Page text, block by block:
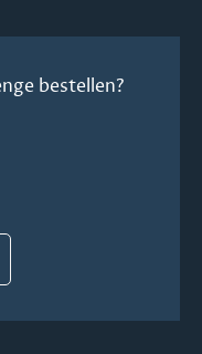
bestellen?